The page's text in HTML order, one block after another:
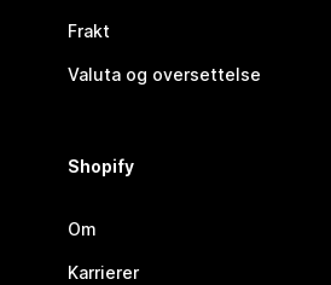
Frakt
Valuta og oversettelse
Shopify
Om
Karrierer